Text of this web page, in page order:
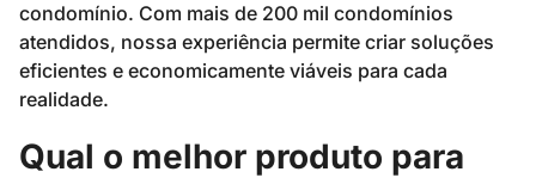
condomínio. Com mais de 200 mil condomínios
atendidos, nossa experiência permite criar soluções
eficientes e economicamente viáveis para cada
realidade.
Qual o melhor produto para